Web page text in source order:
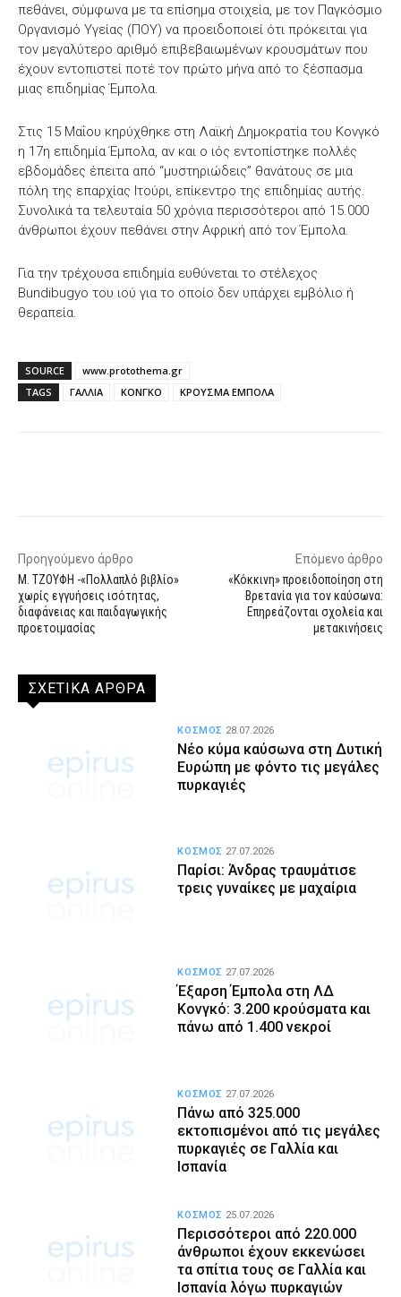
πεθάνει, σύμφωνα με τα επίσημα στοιχεία, με τον Παγκόσμιο
Οργανισμό Υγείας (ΠΟΥ) να προειδοποιεί ότι πρόκειται για
τον μεγαλύτερο αριθμό επιβεβαιωμένων κρουσμάτων που
έχουν εντοπιστεί ποτέ τον πρώτο μήνα από το ξέσπασμα
μιας επιδημίας Έμπολα.
Στις 15 Μαΐου κηρύχθηκε στη Λαϊκή Δημοκρατία του Κονγκό
η 17η επιδημία Έμπολα, αν και ο ιός εντοπίστηκε πολλές
εβδομάδες έπειτα από “μυστηριώδεις” θανάτους σε μια
πόλη της επαρχίας Ιτούρι, επίκεντρο της επιδημίας αυτής.
Συνολικά τα τελευταία 50 χρόνια περισσότεροι από 15.000
άνθρωποι έχουν πεθάνει στην Αφρική από τον Έμπολα.
Για την τρέχουσα επιδημία ευθύνεται το στέλεχος
Bundibugyo του ιού για το οποίο δεν υπάρχει εμβόλιο ή
θεραπεία.
SOURCE
www.protothema.gr
TAGS
ΓΑΛΛΙΑ ΚΟΝΓΚΟ ΚΡΟΥΣΜΑ ΕΜΠΟΛΑ
Προηγούμενο άρθρο
Μ. ΤΖΟΥΦΗ -«Πολλαπλό βιβλίο»
χωρίς εγγυήσεις ισότητας,
διαφάνειας και παιδαγωγικής
προετοιμασίας
Επόμενο άρθρο
«Κόκκινη» προειδοποίηση στη
Βρετανία για τον καύσωνα:
Επηρεάζονται σχολεία και
μετακινήσεις
ΣΧΕΤΙΚΑ ΑΡΘΡΑ
Νέο κύμα καύσωνα στη Δυτική
Ευρώπη με φόντο τις μεγάλες
πυρκαγιές
ΚΟΣΜΟΣ 28.07.2026
Παρίσι: Άνδρας τραυμάτισε
τρεις γυναίκες με μαχαίρια
ΚΟΣΜΟΣ 27.07.2026
Έξαρση Έμπολα στη ΛΔ
Κονγκό: 3.200 κρούσματα και
πάνω από 1.400 νεκροί
ΚΟΣΜΟΣ 27.07.2026
Πάνω από 325.000
εκτοπισμένοι από τις μεγάλες
πυρκαγιές σε Γαλλία και
Ισπανία
ΚΟΣΜΟΣ 27.07.2026
Περισσότεροι από 220.000
άνθρωποι έχουν εκκενώσει
τα σπίτια τους σε Γαλλία και
Ισπανία λόγω πυρκαγιών
ΚΟΣΜΟΣ 25.07.2026